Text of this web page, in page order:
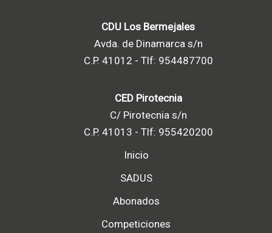
CDU Los Bermejales
Avda. de Dinamarca s/n
C.P. 41012 - Tlf: 954487700
CED Pirotecnia
C/ Pirotecnia s/n
C.P. 41013 - Tlf: 955420200
Inicio
SADUS
Abonados
Competiciones